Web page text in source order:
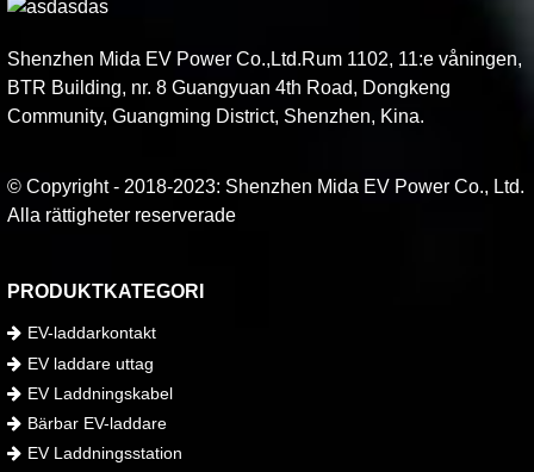
Shenzhen Mida EV Power Co.,Ltd.Rum 1102, 11:e våningen,
BTR Building, nr. 8 Guangyuan 4th Road, Dongkeng
Community, Guangming District, Shenzhen, Kina.
© Copyright - 2018-2023: Shenzhen Mida EV Power Co., Ltd.
Alla rättigheter reserverade
PRODUKTKATEGORI
EV-laddarkontakt
EV laddare uttag
EV Laddningskabel
Bärbar EV-laddare
EV Laddningsstation